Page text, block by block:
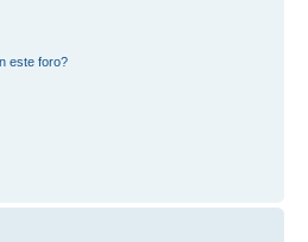
este foro?